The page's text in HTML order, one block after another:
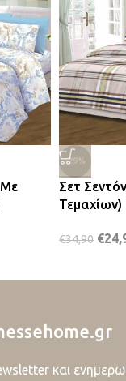
Με
-29%
Σετ
Τεμαχίων)
€34,90 €
και